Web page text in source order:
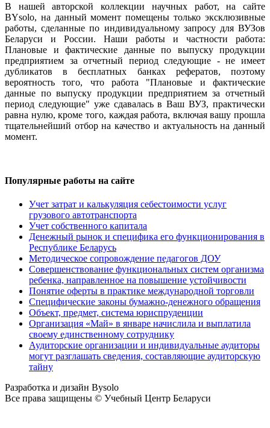
В нашей авторской коллекции научных работ, на сайте
BYsolo, на данный момент помещены только эксклюзивные
работы, сделанные по индивидуальному запросу для ВУЗов
Беларуси и России. Наши работы и частности работа:
Плановые и фактические данные по выпуску продукции
предприятием за отчетный период следующие - не имеет
дубликатов в бесплатных банках рефератов, поэтому
вероятность того, что работа "Плановые и фактические
данные по выпуску продукции предприятием за отчетный
период следующие" уже сдавалась в Ваш ВУЗ, практически
равна нулю, кроме того, каждая работа, включая вашу прошла
тщательнейший отбор на качество и актуальность на данный
момент.
Популярные работы на сайте
Учет затрат и калькуляция себестоимости услуг
грузового автотранспорта
Учет собственного капитала
Денежный рынок и специфика его функционирования в
Республике Беларусь
Методическое сопровождение педагогов ДОУ
Совершенствование функциональных систем организма
ребенка, направленное на повышение устойчивости
Понятие оферты в практике международной торговли
Специфические законы бумажно-денежного обращения
Объект, предмет, система юриспруденции
Организация «Май» в январе начислила и выплатила
своему единственному сотруднику
Аудиторские организации и индивидуальные аудиторы
могут разглашать сведения, составляющие аудиторскую
тайну
Разработка и дизайн Bysolo
Все права защищены © Учебный Центр Беларуси